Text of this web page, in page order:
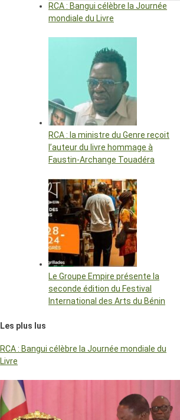
RCA : Bangui célèbre la Journée
mondiale du Livre
RCA : la ministre du Genre reçoit
l’auteur du livre hommage à
Faustin-Archange Touadéra
Le Groupe Empire présente la
seconde édition du Festival
International des Arts du Bénin
Les plus lus
RCA : Bangui célèbre la Journée mondiale du
Livre